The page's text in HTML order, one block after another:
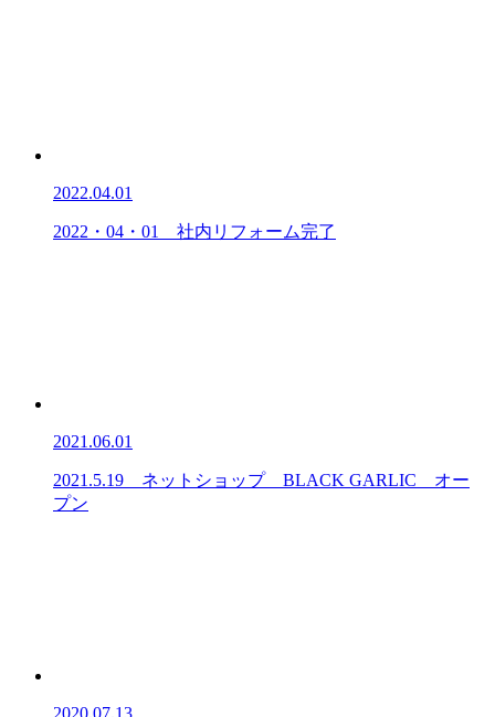
2022.04.01
2022・04・01 社内リフォーム完了
2021.06.01
2021.5.19 ネットショップ BLACK GARLIC オー
プン